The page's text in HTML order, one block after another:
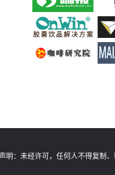
明： 未经许可，任何人不得复制